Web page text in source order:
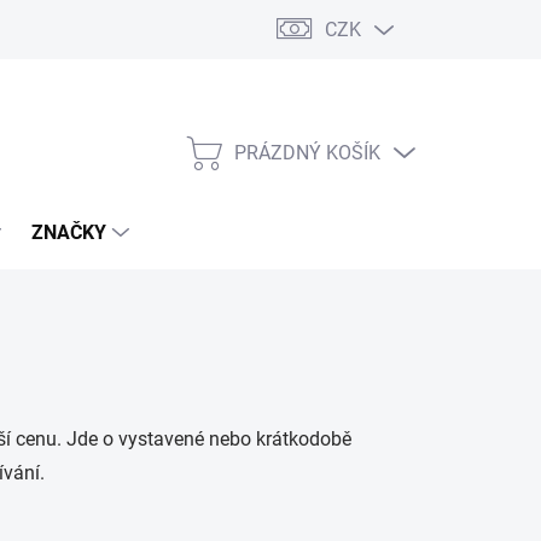
CZK
NÁKUPNÍ
PRÁZDNÝ KOŠÍK
ZNAČKY
cenu. Jde o vystavené nebo krátkodobě